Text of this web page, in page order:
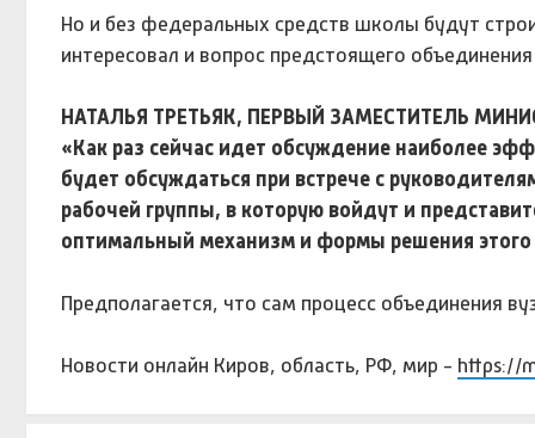
Но и без федеральных средств школы будут
интересовал и вопрос предстоящего
НАТАЛЬЯ ТРЕТЬЯК, ПЕРВЫЙ ЗАМЕСТИТЕЛЬ
«Как раз сейчас идет обсуждение наиболее
будет обсуждаться при встрече с
рабочей группы, в которую войдут и
оптимальный механизм и формы решения этого
Предполагается, что сам процесс объединения
Новости онлайн Киров, область, РФ, мир - https://